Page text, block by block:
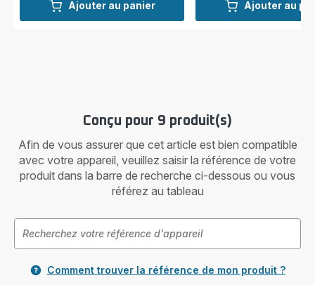
Ajouter au panier Ajouter au
Conçu pour 9 produit(s)
Afin de vous assurer que cet article est bien compatible
avec votre appareil, veuillez saisir la référence de votre
produit dans la barre de recherche ci-dessous ou vous
référez au tableau
Comment trouver la référence de mon produit ?